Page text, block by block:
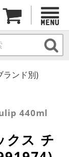
ランド別)
440ml
クス チ